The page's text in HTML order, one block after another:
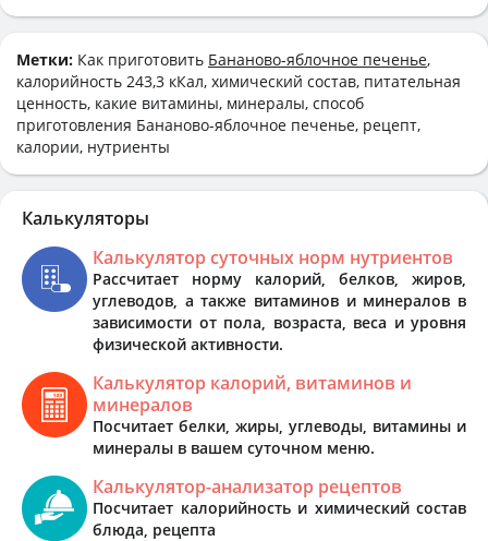
Метки: Как приготовить Бананово-яблочное печенье,
калорийность 243,3 кКал, химический состав, питательная
ценность, какие витамины, минералы, способ
приготовления Бананово-яблочное печенье, рецепт,
калории, нутриенты
Калькуляторы
Калькулятор суточных норм нутриентов
Рассчитает норму калорий, белков, жиров,
углеводов, а также витаминов и минералов в
зависимости от пола, возраста, веса и уровня
физической активности.
Калькулятор калорий, витаминов и
минералов
Посчитает белки, жиры, углеводы, витамины и
минералы в вашем суточном меню.
Калькулятор-анализатор рецептов
Посчитает калорийность и химический состав
блюда, рецепта